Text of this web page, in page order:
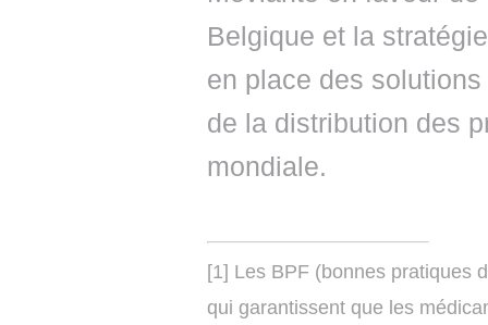
Belgique et la
en place des
de la distribution des
mondiale.
[1] Les BPF (bonnes pratiques
qui garantissent que les